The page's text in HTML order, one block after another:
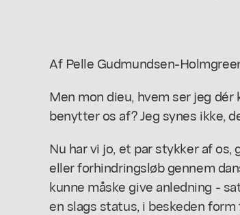
Af Pelle Gudmundsen-
Men mon dieu, hvem ser jeg
benytter os af? Jeg synes ikke,
Nu har vi jo, et par stykker af
eller forhindringsløb gennem
kunne måske give anledning -
en slags status, i beskeden